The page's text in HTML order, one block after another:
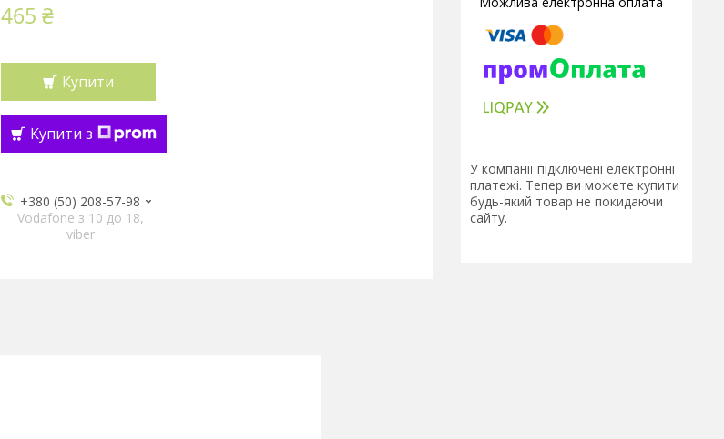
465 ₴
Купити
Купити з
+380 (50) 208-57-98
Vodafone з 10 до 18,
viber
У компанії підключені електронні
платежі. Тепер ви можете купити
будь-який товар не покидаючи
сайту.